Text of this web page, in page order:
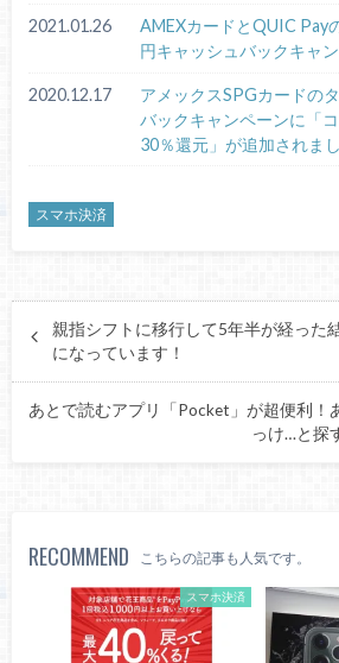
2021.01.26
AMEXカードとQUIC Pay
円キャッシュバックキャ
2020.12.17
アメックスSPGカードの
バックキャンペーンに「
30％還元」が追加されま
スマホ決済
親指シフトに移行して5年半が経った
になっています！
あとで読むアプリ「Pocket」が超便利！
っけ…と探
RECOMMEND こちらの記事も人気です。
スマホ決済